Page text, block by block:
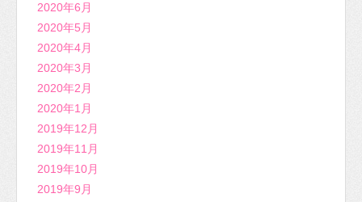
2020年6月
2020年5月
2020年4月
2020年3月
2020年2月
2020年1月
2019年12月
2019年11月
2019年10月
2019年9月